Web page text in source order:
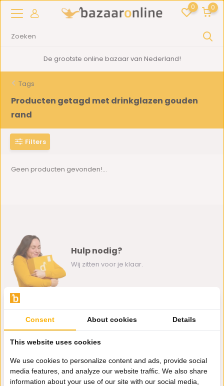
0 0
De grootste online bazaar van Nederland!
Tags
Producten getagd met drinkglazen gouden
rand
Filters
Geen producten gevonden!...
Hulp nodig?
Wij zitten voor je klaar.
0162-231130
klantenservice@bazaaronline.nl
Consent About cookies Details
This website uses cookies
We use cookies to personalize content and ads, provide social
media features, and analyze our website traffic. We also share
information about your use of our site with our social media,